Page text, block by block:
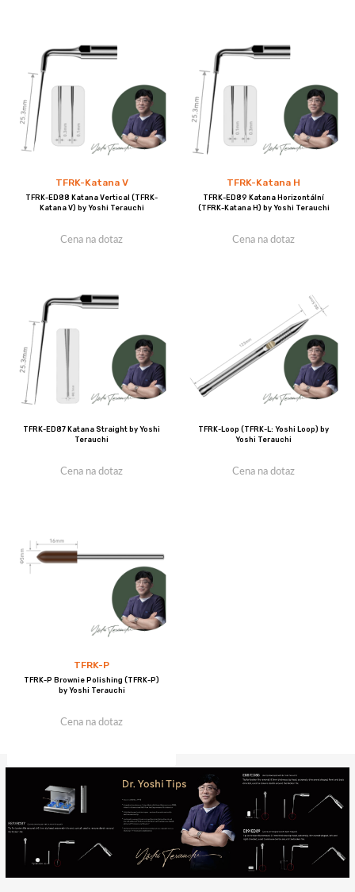
TFRK-Katana V
TFRK-ED88 Katana Vertical (TFRK-
Katana V) by Yoshi Terauchi
Cena na dotaz
TFRK-Katana H
TFRK-ED89 Katana Horizontální
(TFRK-Katana H) by Yoshi Terauchi
Cena na dotaz
TFRK-ED87 Katana Straight by Yoshi
Terauchi
Cena na dotaz
TFRK-Loop (TFRK-L: Yoshi Loop) by
Yoshi Terauchi
Cena na dotaz
TFRK-P
TFRK-P Brownie Polishing (TFRK-P)
by Yoshi Terauchi
Cena na dotaz